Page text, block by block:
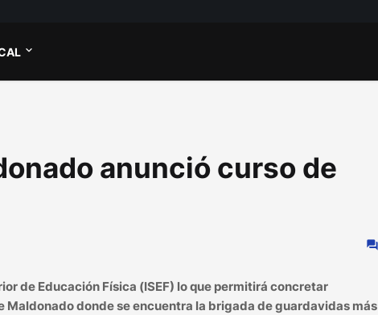
anunció curso de
de Educación Física (ISEF) lo que permitirá concretar
donde se encuentra la brigada de guardavidas más